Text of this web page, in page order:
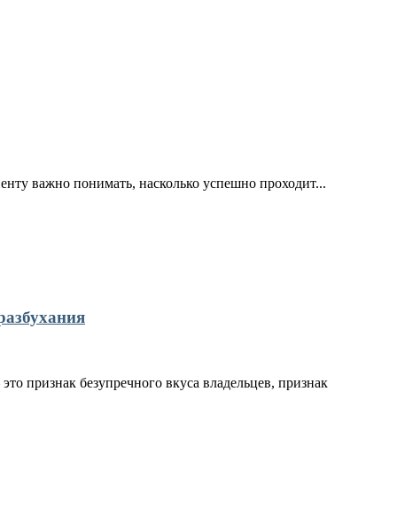
важно понимать, насколько успешно проходит...
признак безупречного вкуса владельцев, признак